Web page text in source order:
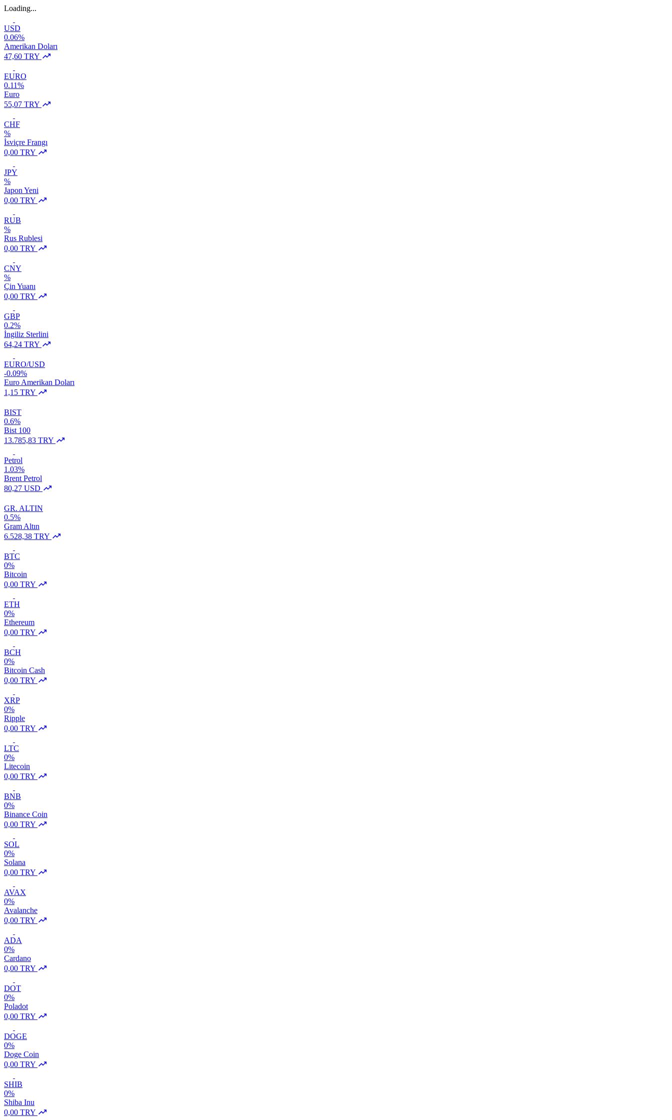
Loading...
USD
0.06%
Amerikan Doları
47,60 TRY
EURO
0.11%
Euro
55,07 TRY
CHF
%
İsviçre Frangı
0,00 TRY
JPY
%
Japon Yeni
0,00 TRY
RUB
%
Rus Rublesi
0,00 TRY
CNY
%
Çin Yuanı
0,00 TRY
GBP
0.2%
İngiliz Sterlini
64,24 TRY
EURO/USD
-0.09%
Euro Amerikan Doları
1,15 TRY
BIST
0.6%
Bist 100
13.785,83 TRY
Petrol
1.03%
Brent Petrol
80,27 USD
GR. ALTIN
0.5%
Gram Altın
6.528,38 TRY
BTC
0%
Bitcoin
0,00 TRY
ETH
0%
Ethereum
0,00 TRY
BCH
0%
Bitcoin Cash
0,00 TRY
XRP
0%
Ripple
0,00 TRY
LTC
0%
Litecoin
0,00 TRY
BNB
0%
Binance Coin
0,00 TRY
SOL
0%
Solana
0,00 TRY
AVAX
0%
Avalanche
0,00 TRY
ADA
0%
Cardano
0,00 TRY
DOT
0%
Poladot
0,00 TRY
DOGE
0%
Doge Coin
0,00 TRY
SHIB
0%
Shiba Inu
0,00 TRY